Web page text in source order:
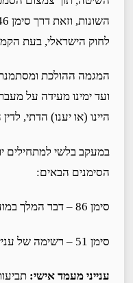
לחוק הישראלי, בעת
המגמה ההולכת ומסתמנת
ועד ימינו מעידה על
היינו (או יענו) הדתי, לדין
במעקב בלשי למתחילים
הסימנים הבאים:
סימן 86 – דבר המלך במועצתו מפנה לסימן 47, 51.
סימן 51 – רשימה של עניינים המכונים ענייני המעמד האישי.
ענייני מעמד אישי:תביעות